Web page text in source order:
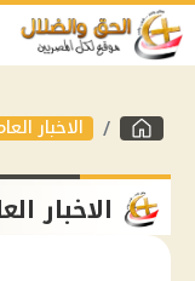
الاخبار
الاخبار